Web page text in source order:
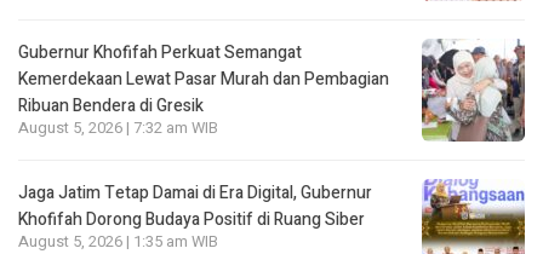
Gubernur Khofifah Perkuat Semangat
Kemerdekaan Lewat Pasar Murah dan Pembagian
Ribuan Bendera di Gresik
August 5, 2026 | 7:32 am WIB
Jaga Jatim Tetap Damai di Era Digital, Gubernur
Khofifah Dorong Budaya Positif di Ruang Siber
August 5, 2026 | 1:35 am WIB